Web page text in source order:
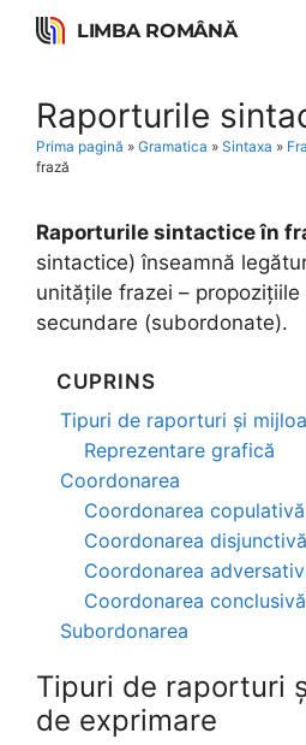
Skip
LIMBA ROMÂNĂ
Raporturile
Prima pagină » Gramatica » Sintaxa »
frază
Raporturile sintactice în
sintactice) înseamnă
unitățile frazei – propozițiile
secundare (subordonate).
CUPRINS
Tipuri de raporturi și
Reprezentare grafică
Coordonarea
Coordonarea copulativă
Coordonarea disjunctivă
Coordonarea
Coordonarea conclusivă
Subordonarea
Tipuri de raporturi
de exprimare